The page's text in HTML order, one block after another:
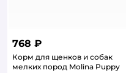
768 ₽
Корм для щенков и собак
мелких пород Molina Puppy